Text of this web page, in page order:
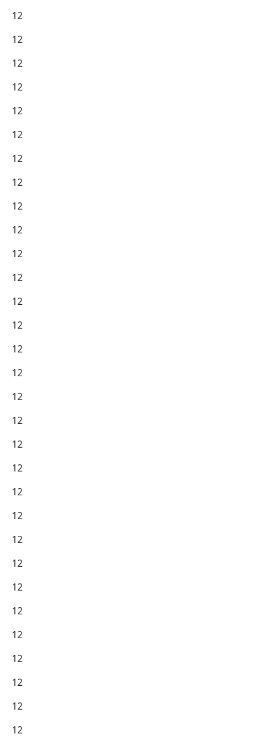
12
12
12
12
12
12
12
12
12
12
12
12
12
12
12
12
12
12
12
12
12
12
12
12
12
12
12
12
12
12
12